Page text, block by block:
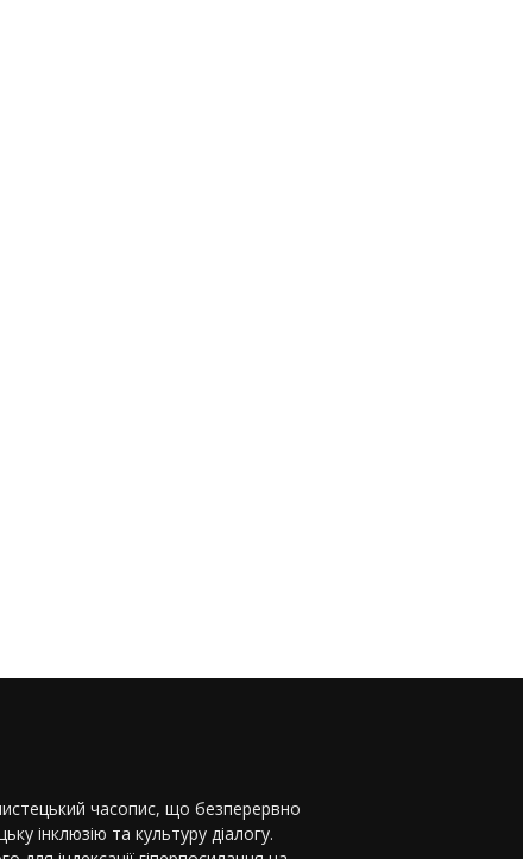
часопис, що безперервно
інклюзію та культуру діалогу.